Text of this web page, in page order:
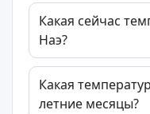
Какая сейчас
Наэ?
Какая
летние месяцы?